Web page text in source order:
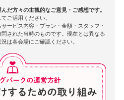
だ方々の主観的なご意見・ご感想です。
ご活用ください。
ービス内容・プラン・金額・スタッフ・
された当時のものです。現在とは異なる
は各会場にご確認ください。